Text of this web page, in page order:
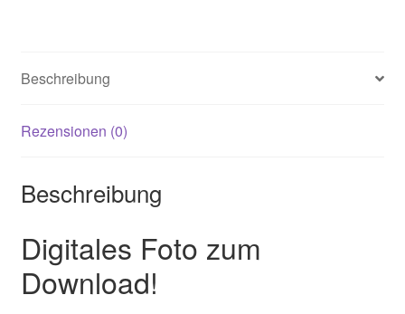
Beschreibung
Rezensionen (0)
Beschreibung
Digitales Foto zum
Download!